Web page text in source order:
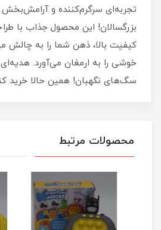
تجربه‌ای سرگرم‌کننده و آرامش‌بخش
بزرگسالان! این محصول جذاب با
کیفیت بالا، ذهن شما را به
خوشی را به ارمغان می‌آورد. هدیه‌ای
سگ‌های نگهبان! همین حالا خرید
محصولات مرتبط